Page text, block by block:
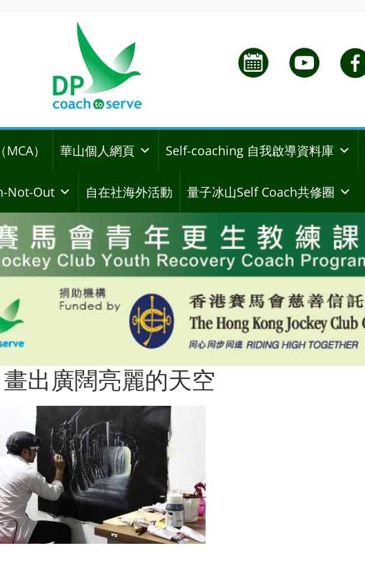
） 華山個人網頁 Self-coaching 自我啟導資料庫
Not-Out 自在社海外活動 量子冰山Self Coach共修圈
出廣闊亮麗的天空